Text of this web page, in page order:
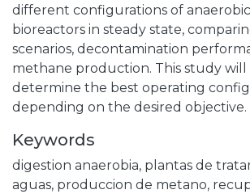
different configurations of
bioreactors in steady state,
scenarios, decontamination
methane production. This study will
determine the best operating
depending on the desired objective.
Keywords
digestion anaerobia, plantas de
aguas, produccion de metano,